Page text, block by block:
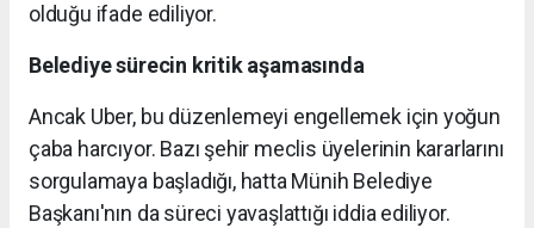
olduğu ifade ediliyor.
Belediye sürecin kritik aşamasında
Ancak Uber, bu düzenlemeyi engellemek için yoğun
çaba harcıyor. Bazı şehir meclis üyelerinin kararlarını
sorgulamaya başladığı, hatta Münih Belediye
Başkanı'nın da süreci yavaşlattığı iddia ediliyor.